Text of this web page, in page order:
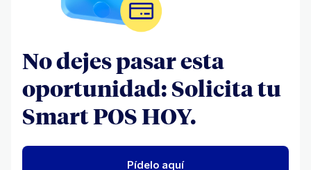
No dejes pasar esta
oportunidad: Solicita tu
Smart POS HOY.
Pídelo aquí